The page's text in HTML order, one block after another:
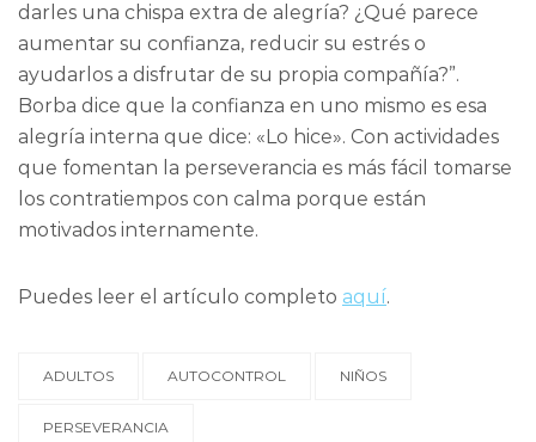
darles una chispa extra de alegría? ¿Qué parece
aumentar su confianza, reducir su estrés o
ayudarlos a disfrutar de su propia compañía?”.
Borba dice que la confianza en uno mismo es esa
alegría interna que dice: «Lo hice». Con actividades
que fomentan la perseverancia es más fácil tomarse
los contratiempos con calma porque están
motivados internamente.
Puedes leer el artículo completo aquí.
ADULTOS AUTOCONTROL NIÑOS
PERSEVERANCIA